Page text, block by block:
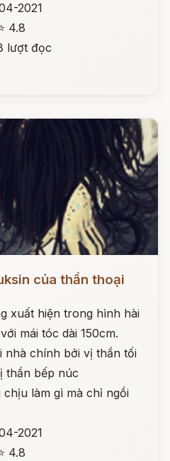
2021
4.8
lượt đọc
của thần thoại
xuất hiện trong hình hài
mái tóc dài 150cm.
nhà chính bởi vị thần tối
thần bếp núc
làm gì mà chỉ ngồi
2021
4.8